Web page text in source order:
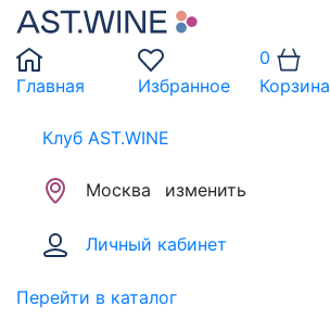
Главная Избранное
0
Корзина
Клуб AST.WINE
Москва изменить
Личный кабинет
Перейти в каталог